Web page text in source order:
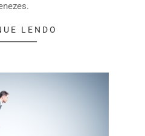
LENDO